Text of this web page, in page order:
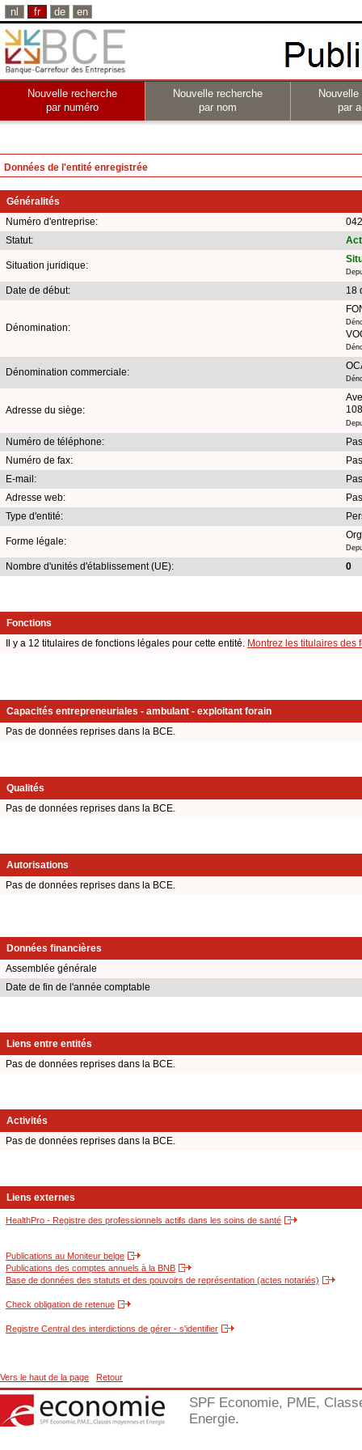
nl fr de en
Nouvelle recherche
par numéro
Nouvelle recherche
par nom
par
Données de l'entité enregistrée
Généralités
Numéro d'entreprise:
Statut:
Situation juridique:
Date de début: 18
Dénomination:
Dénomination commerciale:
Adresse du siège:
Numéro de téléphone:
Numéro de fax:
E-mail:
Adresse web:
Type d'entité:
Forme légale:
Nombre d'unités d'établissement (UE): 0
Fonctions
Il y a 12 titulaires de fonctions légales pour cette entité. Montrez les titulaires des
Capacités entrepreneuriales - ambulant - exploitant forain
Pas de données reprises dans la BCE.
Qualités
Pas de données reprises dans la BCE.
Autorisations
Pas de données reprises dans la BCE.
Données financières
Assemblée générale
Date de fin de l'année comptable
Liens entre entités
Pas de données reprises dans la BCE.
Activités
Pas de données reprises dans la BCE.
Liens externes
HealthPro - Registre des professionnels actifs dans les soins de santé
Publications au Moniteur belge
Publications des comptes annuels à la BNB
Base de données des statuts et des pouvoirs de représentation (actes notariés)
Check obligation de retenue
Registre Central des interdictions de gérer - s'identifier
Vers le haut de la page Retour
SPF Economie, PME,
Energie.